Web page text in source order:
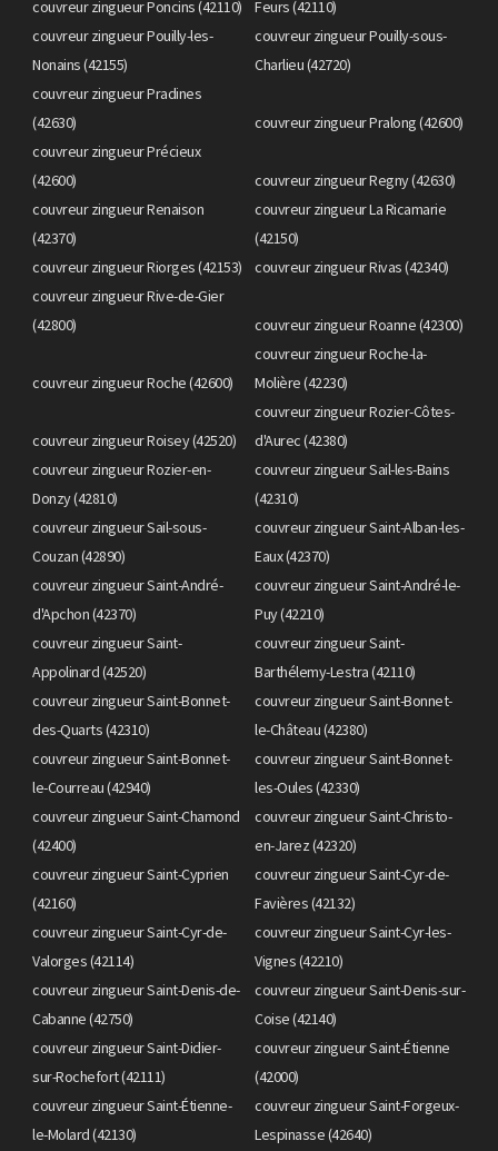
couvreur zingueur Poncins (42110)
Feurs (42110)
couvreur zingueur Pouilly-les-
Nonains (42155)
couvreur zingueur Pouilly-sous-
Charlieu (42720)
couvreur zingueur Pradines
(42630)
couvreur zingueur Pralong (42600)
couvreur zingueur Précieux
(42600)
couvreur zingueur Regny (42630)
couvreur zingueur Renaison
(42370)
couvreur zingueur La Ricamarie
(42150)
couvreur zingueur Riorges (42153)
couvreur zingueur Rivas (42340)
couvreur zingueur Rive-de-Gier
(42800)
couvreur zingueur Roanne (42300)
couvreur zingueur Roche (42600)
couvreur zingueur Roche-la-
Molière (42230)
couvreur zingueur Roisey (42520)
couvreur zingueur Rozier-Côtes-
d'Aurec (42380)
couvreur zingueur Rozier-en-
Donzy (42810)
couvreur zingueur Sail-les-Bains
(42310)
couvreur zingueur Sail-sous-
Couzan (42890)
couvreur zingueur Saint-Alban-les-
Eaux (42370)
couvreur zingueur Saint-André-
d'Apchon (42370)
couvreur zingueur Saint-André-le-
Puy (42210)
couvreur zingueur Saint-
Appolinard (42520)
couvreur zingueur Saint-
Barthélemy-Lestra (42110)
couvreur zingueur Saint-Bonnet-
des-Quarts (42310)
couvreur zingueur Saint-Bonnet-
le-Château (42380)
couvreur zingueur Saint-Bonnet-
le-Courreau (42940)
couvreur zingueur Saint-Bonnet-
les-Oules (42330)
couvreur zingueur Saint-Chamond
(42400)
couvreur zingueur Saint-Christo-
en-Jarez (42320)
couvreur zingueur Saint-Cyprien
(42160)
couvreur zingueur Saint-Cyr-de-
Favières (42132)
couvreur zingueur Saint-Cyr-de-
Valorges (42114)
couvreur zingueur Saint-Cyr-les-
Vignes (42210)
couvreur zingueur Saint-Denis-de-
Cabanne (42750)
couvreur zingueur Saint-Denis-sur-
Coise (42140)
couvreur zingueur Saint-Didier-
sur-Rochefort (42111)
couvreur zingueur Saint-Étienne
(42000)
couvreur zingueur Saint-Étienne-
le-Molard (42130)
couvreur zingueur Saint-Forgeux-
Lespinasse (42640)